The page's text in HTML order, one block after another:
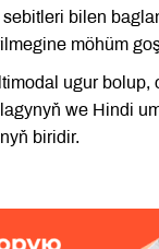
bilen
möhüm
ugur
we Hindi
biridir.